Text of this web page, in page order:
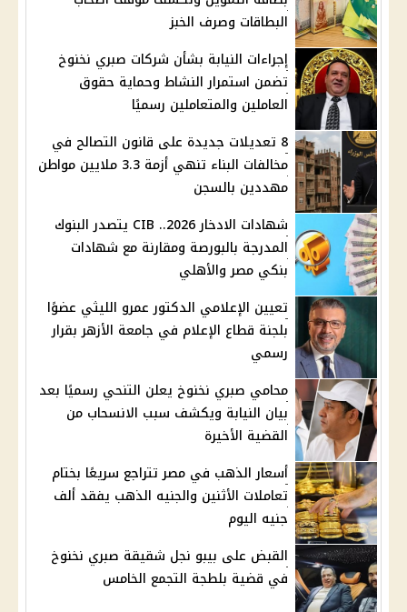
البطاقات وصرف الخبز
إجراءات النيابة بشأن شركات صبري نخنوخ
تضمن استمرار النشاط وحماية حقوق
العاملين والمتعاملين رسميًا
8 تعديلات جديدة على قانون التصالح في
مخالفات البناء تنهي أزمة 3.3 ملايين مواطن
مهددين بالسجن
شهادات الادخار 2026.. CIB يتصدر البنوك
المدرجة بالبورصة ومقارنة مع شهادات
بنكي مصر والأهلي
تعيين الإعلامي الدكتور عمرو الليثي عضوًا
بلجنة قطاع الإعلام في جامعة الأزهر بقرار
رسمي
محامي صبري نخنوخ يعلن التنحي رسميًا بعد
بيان النيابة ويكشف سبب الانسحاب من
القضية الأخيرة
أسعار الذهب في مصر تتراجع سريعًا بختام
تعاملات الأثنين والجنيه الذهب يفقد ألف
جنيه اليوم
القبض على بيبو نجل شقيقة صبري نخنوخ
في قضية بلطجة التجمع الخامس